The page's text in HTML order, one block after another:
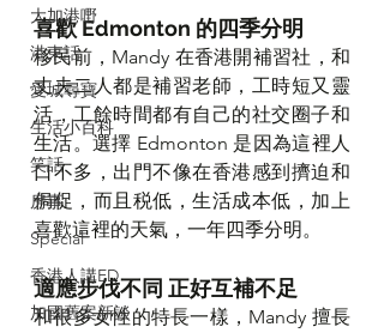
大加港嘢
港東話
愛城尋寶
生活小百科
笑話
房事
Special
香港人講ED
加國舊案新談
喜歡 Edmonton 的四季分明
移民前，Mandy 在香港開補習社，和
丈夫二人都是補習老師，工時短又靈
活，工餘時間都有自己的社交圈子和
生活。選擇 Edmonton 是因為這裡人
口不多，出門不像在香港感到擠迫和
侷促，而且税低，生活成本低，加上
喜歡這裡的天氣，一年四季分明。
適應步伐不同 正好互補不足
和很多女性的特長一樣，Mandy 擅長